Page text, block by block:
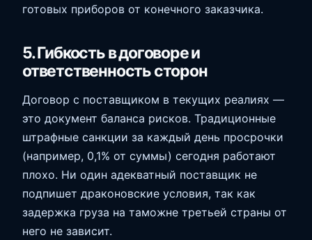
готовых приборов от конечного заказчика.
5. Гибкость в договоре и
ответственность сторон
Договор с поставщиком в текущих реалиях —
это документ баланса рисков. Традиционные
штрафные санкции за каждый день просрочки
(например, 0,1% от суммы) сегодня работают
плохо. Ни один адекватный поставщик не
подпишет драконовские условия, так как
задержка груза на таможне третьей страны от
него не зависит.